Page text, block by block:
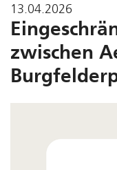
13.04.2026
zwischen